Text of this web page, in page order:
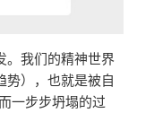
。我们的精神世界
势），也就是被自
一步步坍塌的过